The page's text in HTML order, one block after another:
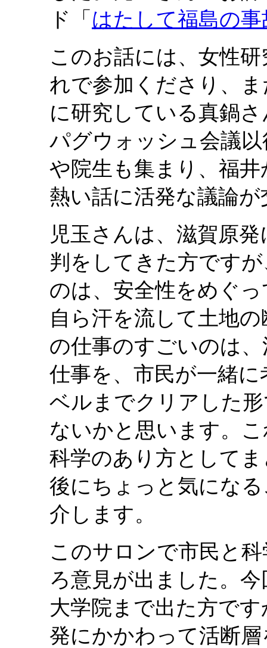
ド「 はたして福島の
このお話には、女性
れで参加くださり、
に研究している真鍋
パグウォッシュ会議
や院生も集まり、福
熱い話に活発な議論
児玉さんは、滋賀原
判をしてきた方です
のは、安全性をめぐ
自ら汗を流して土地
の仕事のすごいのは
仕事を、市民が一緒
ベルまでクリアした
ないかと思います。
科学のあり方として
後にちょっと気にな
介します。
このサロンで市民と
ろ意見が出ました。
大学院まで出た方で
発にかかわって活断